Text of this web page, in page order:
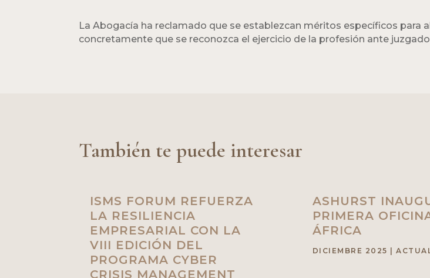
La Abogacía ha reclamado que se establezcan méritos específicos para
concretamente que se reconozca el ejercicio de la profesión ante
También te puede interesar
ISMS FORUM REFUERZA
LA RESILIENCIA
EMPRESARIAL CON LA
VIII EDICIÓN DEL
PROGRAMA CYBER
CRISIS MANAGEMENT
ASHURST
PRIMERA
ÁFRICA
DICIEMBRE 2025